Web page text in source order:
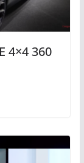
4×4 360